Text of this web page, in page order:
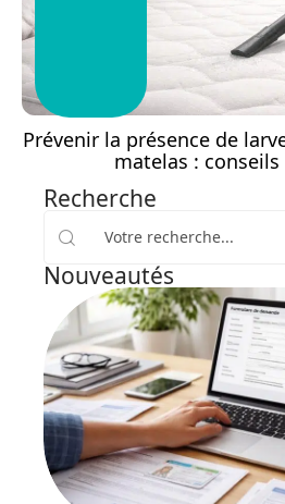
Prévenir la présence de
matelas :
Recherche
Nouveautés